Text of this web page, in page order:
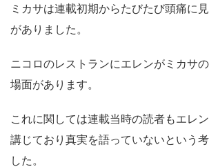
ミカサは連載初期からたびたび頭痛に
がありました。
ニコロのレストランにエレンがミカサ
場面があります。
これに関しては連載当時の読者もエレ
講じており真実を語っていないという
した。